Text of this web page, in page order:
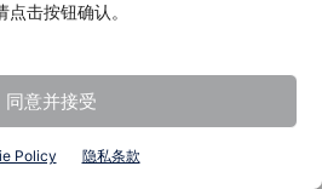
击按钮确认。
同意并接受
Policy 隐私条款